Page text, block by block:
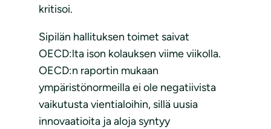
kritisoi.
Sipilän hallituksen toimet saivat
OECD:lta ison kolauksen viime viikolla.
OECD:n raportin mukaan
ympäristönormeilla ei ole negatiivista
vaikutusta vientialoihin, sillä uusia
innovaatioita ja aloja syntyy